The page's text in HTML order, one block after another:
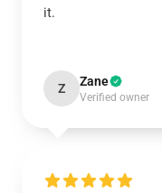
it.
Z Zane
Verified owner